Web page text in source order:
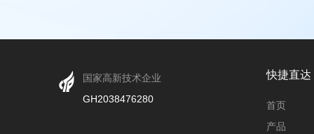
国家高新技术企业
GH2038476280
快捷直达
首页
产品